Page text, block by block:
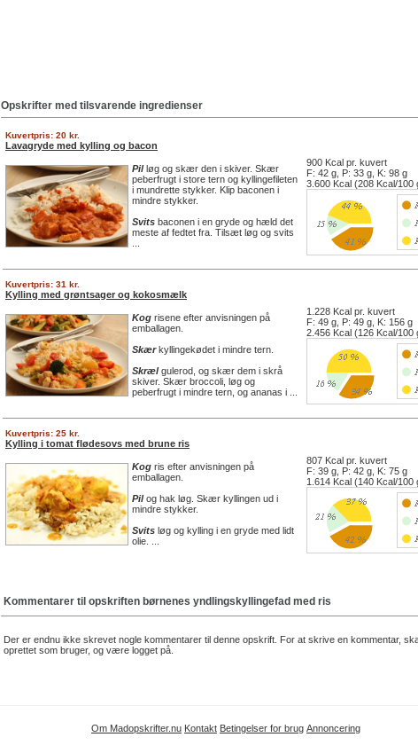
Opskrifter med tilsvarende ingredienser
Kuvertpris: 20 kr.
Lavagryde med kylling og bacon
Pilløg og skær den i skiver. Skær
peberfrugt i store tern og kyllingefileten
i mundrette stykker. Klip baconen i
mindre stykker.
Svits baconen i en gryde og hæld det
meste af fedtet fra. Tilsæt løg og svits
900 Kcal pr. kuvert
F: 42 g, P: 33 g, K: 98 g
3.600 Kcal (208 Kcal/100
Kuvertpris: 31 kr.
Kylling med grøntsager og kokosmælk
Kog risene efter anvisningen på
emballagen.
Skærkyllingekødet i mindre tern.
Skrælgulerod, og skær dem i skrå
skiver. Skær broccoli, løg og
peberfrugt i mindre tern, og ananas i ...
1.228 Kcal pr. kuvert
F: 49 g, P: 49 g, K: 156 g
2.456 Kcal (126 Kcal/100
Kuvertpris: 25 kr.
Kylling i tomat flødesovs med brune ris
Kog ris efter anvisningen på
emballagen.
Pilog hak løg. Skær kyllingen ud i
mindre stykker.
Svits løg og kylling i en gryde med lidt
olie. ...
807 Kcal pr. kuvert
F: 39 g, P: 42 g, K: 75 g
1.614 Kcal (140 Kcal/100
Kommentarer til opskriften børnenes yndlingskyllingefad med ris
Der er endnu ikke skrevet nogle kommentarer til denne opskrift. For at skrive en kommentar,
oprettet som bruger, og være logget på.
Om Madopskrifter.nu Kontakt Betingelser for brug Annoncering